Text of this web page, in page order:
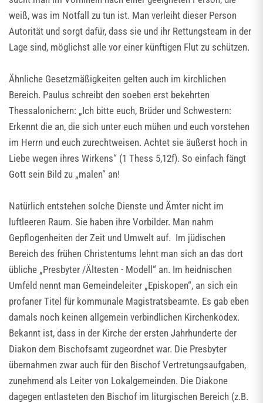
weiß, was im Notfall zu tun ist. Man verleiht dieser Person
Autorität und sorgt dafür, dass sie und ihr Rettungsteam in der
Lage sind, möglichst alle vor einer künftigen Flut zu schützen.
Ähnliche Gesetzmäßigkeiten gelten auch im kirchlichen
Bereich. Paulus schreibt den soeben erst bekehrten
Thessalonichern: „Ich bitte euch, Brüder und Schwestern:
Erkennt die an, die sich unter euch mühen und euch vorstehen
im Herrn und euch zurechtweisen. Achtet sie äußerst hoch in
Liebe wegen ihres Wirkens“ (1 Thess 5,12f). So einfach fängt
Gott sein Bild zu „malen“ an!
Natürlich entstehen solche Dienste und Ämter nicht im
luftleeren Raum. Sie haben ihre Vorbilder. Man nahm
Gepflogenheiten der Zeit und Umwelt auf. Im jüdischen
Bereich des frühen Christentums lehnt man sich an das dort
übliche „Presbyter /Ältesten - Modell“ an. Im heidnischen
Umfeld nennt man Gemeindeleiter „Episkopen“, an sich ein
profaner Titel für kommunale Magistratsbeamte. Es gab eben
damals noch keinen allgemein verbindlichen Kirchenkodex.
Bekannt ist, dass in der Kirche der ersten Jahrhunderte der
Diakon dem Bischofsamt zugeordnet war. Die Presbyter
übernahmen zwar auch für den Bischof Vertretungsaufgaben,
zunehmend als Leiter von Lokalgemeinden. Die Diakone
dagegen entlasteten den Bischof im liturgischen Bereich (z.B.